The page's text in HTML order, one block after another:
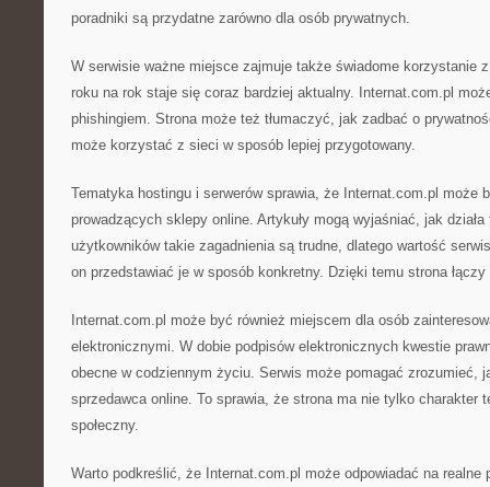
poradniki są przydatne zarówno dla osób prywatnych.
W serwisie ważne miejsce zajmuje także świadome korzystanie
roku na rok staje się coraz bardziej aktualny. Internat.com.pl
phishingiem. Strona może też tłumaczyć, jak zadbać o
może korzystać z sieci w sposób lepiej przygotowany.
Tematyka hostingu i serwerów sprawia, że Internat.com.pl może
prowadzących sklepy online. Artykuły mogą wyjaśniać, jak
użytkowników takie zagadnienia są trudne, dlatego wartość
on przedstawiać je w sposób konkretny. Dzięki temu strona
Internat.com.pl może być również miejscem dla osób
elektronicznymi. W dobie podpisów elektronicznych kwestie
obecne w codziennym życiu. Serwis może pomagać zrozumieć,
sprzedawca online. To sprawia, że strona ma nie tylko charakter
społeczny.
Warto podkreślić, że Internat.com.pl może odpowiadać na realne